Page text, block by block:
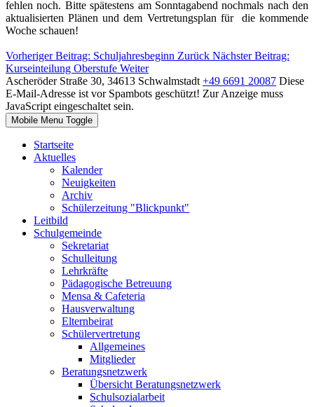
fehlen noch. Bitte spätestens am Sonntagabend nochmals nach den
aktualisierten Plänen und dem Vertretungsplan für die kommende
Woche schauen!
Vorheriger Beitrag: Schuljahresbeginn Zurück Nächster Beitrag:
Kurseinteilung Oberstufe Weiter
Ascheröder Straße 30, 34613 Schwalmstadt +49 6691 20087 Diese
E-Mail-Adresse ist vor Spambots geschützt! Zur Anzeige muss
JavaScript eingeschaltet sein.
Mobile Menu Toggle
Startseite
Aktuelles
Kalender
Neuigkeiten
Archiv
Schülerzeitung "Blickpunkt"
Leitbild
Schulgemeinde
Sekretariat
Schulleitung
Lehrkräfte
Pädagogische Betreuung
Mensa & Cafeteria
Hausverwaltung
Elternbeirat
Schülervertretung
Allgemeines
Mitglieder
Beratungsnetzwerk
Übersicht Beratungsnetzwerk
Schulsozialarbeit